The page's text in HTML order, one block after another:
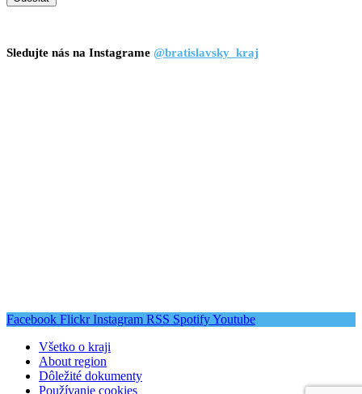
Sledujte nás na Instagrame @bratislavsky_kraj
Facebook Flickr Instagram RSS SpotifyYoutube
Všetko o kraji
About region
Dôležité dokumenty
Používanie cookies